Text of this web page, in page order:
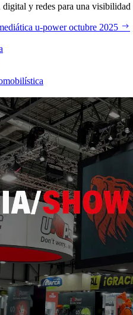
y redes para una
u‑power octubre 2025